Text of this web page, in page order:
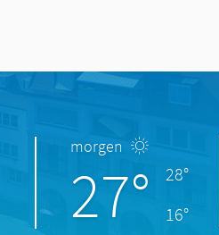
morgen
27°
28°
16°